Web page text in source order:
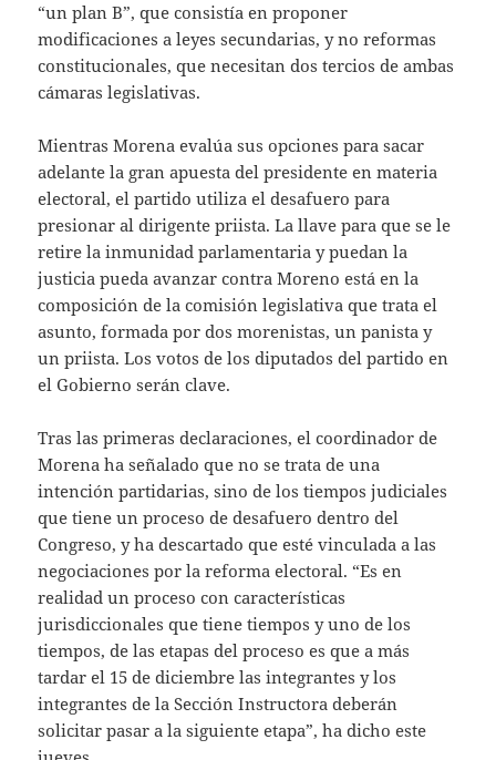
“un plan B”, que consistía en proponer
modificaciones a leyes secundarias, y no reformas
constitucionales, que necesitan dos tercios de ambas
cámaras legislativas.
Mientras Morena evalúa sus opciones para sacar
adelante la gran apuesta del presidente en materia
electoral, el partido utiliza el desafuero para
presionar al dirigente priista. La llave para que se le
retire la inmunidad parlamentaria y puedan la
justicia pueda avanzar contra Moreno está en la
composición de la comisión legislativa que trata el
asunto, formada por dos morenistas, un panista y
un priista. Los votos de los diputados del partido en
el Gobierno serán clave.
Tras las primeras declaraciones, el coordinador de
Morena ha señalado que no se trata de una
intención partidarias, sino de los tiempos judiciales
que tiene un proceso de desafuero dentro del
Congreso, y ha descartado que esté vinculada a las
negociaciones por la reforma electoral. “Es en
realidad un proceso con características
jurisdiccionales que tiene tiempos y uno de los
tiempos, de las etapas del proceso es que a más
tardar el 15 de diciembre las integrantes y los
integrantes de la Sección Instructora deberán
solicitar pasar a la siguiente etapa”, ha dicho este